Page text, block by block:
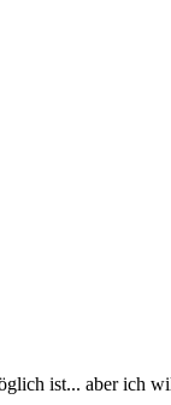
ist... aber ich